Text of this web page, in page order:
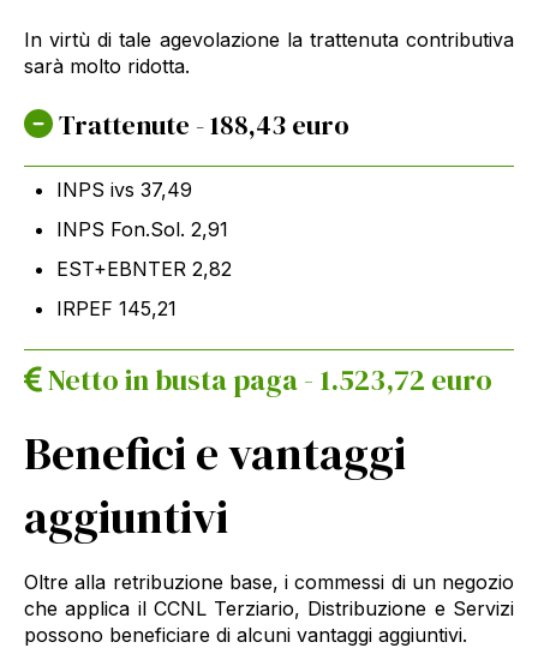
In virtù di tale agevolazione la trattenuta contributiva
sarà molto ridotta.
Trattenute - 188,43 euro
INPS ivs 37,49
INPS Fon.Sol. 2,91
EST+EBNTER 2,82
IRPEF 145,21
Netto in busta paga - 1.523,72 euro
Benefici e vantaggi
aggiuntivi
Oltre alla retribuzione base, i commessi di un negozio
che applica il CCNL Terziario, Distribuzione e Servizi
possono beneficiare di alcuni vantaggi aggiuntivi.